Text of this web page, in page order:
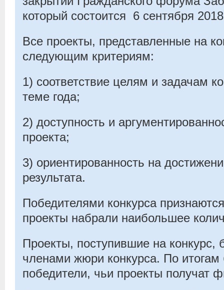
который состоится 6 сентября
Все проекты, представленные на
следующим критериям:
1) соответствие целям и задачам
теме года;
2) доступность и
проекта;
3) ориентированность на
результата.
Победителями конкурса
проекты набрали наибольшее
Проекты, поступившие на конкурс,
членами жюри конкурса. По итогам
победители, чьи проекты получат